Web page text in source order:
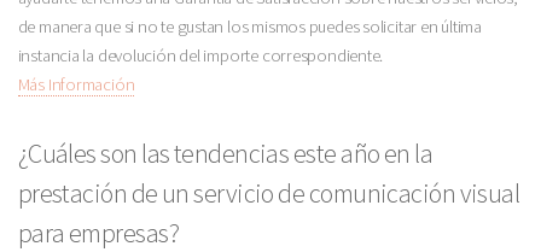
de manera que si no te gustan los mismos puedes solicitar en última
instancia la devolución del importe correspondiente.
Más Información
¿Cuáles son las tendencias este año en la
prestación de un servicio de comunicación visual
para empresas?